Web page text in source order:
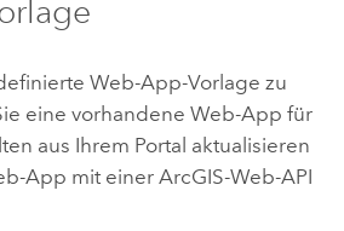
Web-App-Vorlage zu
eine vorhandene Web-App für
aus Ihrem Portal aktualisieren
App mit einer ArcGIS-Web-API